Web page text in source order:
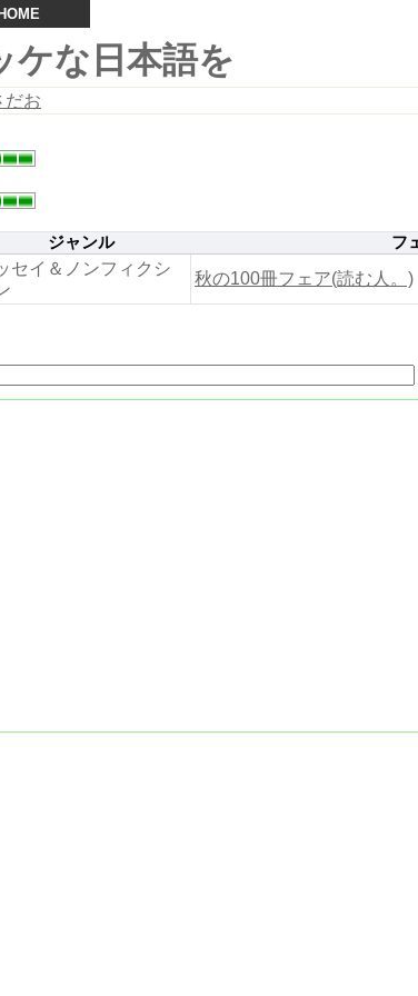
HOME
ケな日本語を
だお
ジャンル フ
セイ＆ノンフィクシ
秋の100冊フェア(読む人。)